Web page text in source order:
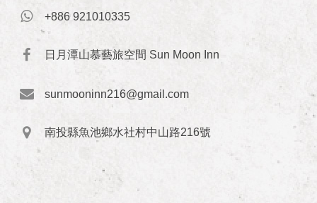
+886 921010335
日月潭山慕藝旅空間 Sun Moon Inn
sunmooninn216@gmail.com
南投縣魚池鄉水社村中山路216號